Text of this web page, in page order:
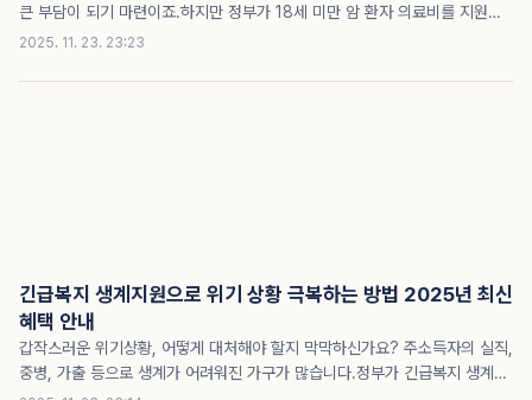
확인하는 것이 가장 중요하다60만원..
큰 부담이 되기 마련이죠.하지만 정부가 18세 미만 암 환자 의료비를 지원해
드려요.최대 수백만 원까지 의료비 부담을 덜어주니까요.지금 바로 가까운 보
와 신청 방법 총정리 핵심 요약✓암 진단부터 재발·전이 치료까지 의료비 전반
2025. 11. 23. 23:23
긴급복지 생계지원으로 위기 상황 극복하는 방법 2025년 최신
혜택 안내
갑작스러운 위기상황, 어떻게 대처해야 할지 막막하신가요? 주소득자의 실직,
중병, 가출 등으로 생계가 어려워진 가구가 많습니다.정부가 긴급복지 생계지